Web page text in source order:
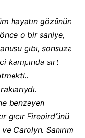
hayatın gözünün
o bir saniye,
gibi, sonsuza
kampında sırt
benzeyen
gıcır Firebird’ünü
Carolyn. Sanırım